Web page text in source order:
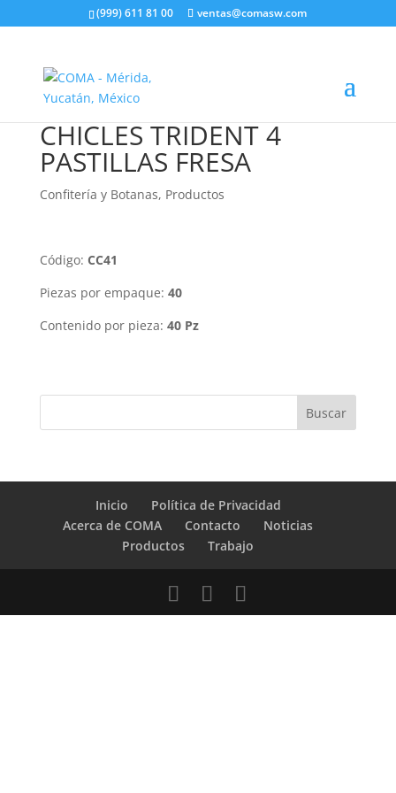
(999) 611 81 00 ventas@comasw.com
CHICLES TRIDENT 4
PASTILLAS FRESA
Confitería y Botanas, Productos
Código: CC41
Piezas por empaque: 40
Contenido por pieza: 40 Pz
Inicio
Política de Privacidad
Acerca de COMA
Contacto
Noticias
Productos
Trabajo